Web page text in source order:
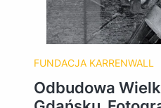
FUNDACJA KARRENWALL
Odbudowa